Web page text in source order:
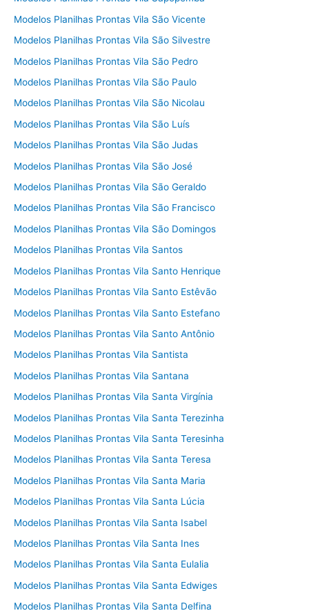
Modelos Planilhas Prontas Vila São Vicente
Modelos Planilhas Prontas Vila São Silvestre
Modelos Planilhas Prontas Vila São Pedro
Modelos Planilhas Prontas Vila São Paulo
Modelos Planilhas Prontas Vila São Nicolau
Modelos Planilhas Prontas Vila São Luís
Modelos Planilhas Prontas Vila São Judas
Modelos Planilhas Prontas Vila São José
Modelos Planilhas Prontas Vila São Geraldo
Modelos Planilhas Prontas Vila São Francisco
Modelos Planilhas Prontas Vila São Domingos
Modelos Planilhas Prontas Vila Santos
Modelos Planilhas Prontas Vila Santo Henrique
Modelos Planilhas Prontas Vila Santo Estêvão
Modelos Planilhas Prontas Vila Santo Estefano
Modelos Planilhas Prontas Vila Santo Antônio
Modelos Planilhas Prontas Vila Santista
Modelos Planilhas Prontas Vila Santana
Modelos Planilhas Prontas Vila Santa Virgínia
Modelos Planilhas Prontas Vila Santa Terezinha
Modelos Planilhas Prontas Vila Santa Teresinha
Modelos Planilhas Prontas Vila Santa Teresa
Modelos Planilhas Prontas Vila Santa Maria
Modelos Planilhas Prontas Vila Santa Lúcia
Modelos Planilhas Prontas Vila Santa Isabel
Modelos Planilhas Prontas Vila Santa Ines
Modelos Planilhas Prontas Vila Santa Eulalia
Modelos Planilhas Prontas Vila Santa Edwiges
Modelos Planilhas Prontas Vila Santa Delfina